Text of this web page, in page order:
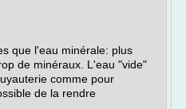
que l'eau minérale: plus
de minéraux. L'eau "vide"
comme pour
de la rendre